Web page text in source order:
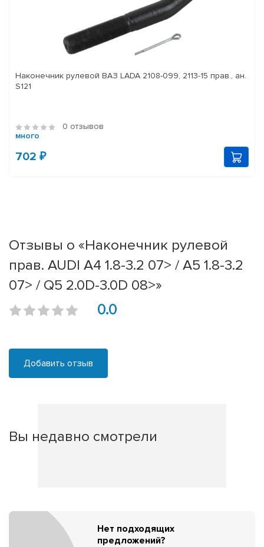
Наконечник рулевой ВАЗ LADA 2108-099, 2113-15 прав., ан.
S121
0 отзывов
много
702 ₽
Отзывы о «Наконечник рулевой
прав. AUDI A4 1.8-3.2 07> / A5 1.8-3.2
07> / Q5 2.0D-3.0D 08>»
0.0
Добавить отзыв
Вы недавно смотрели
Нет подходящих
предложений?